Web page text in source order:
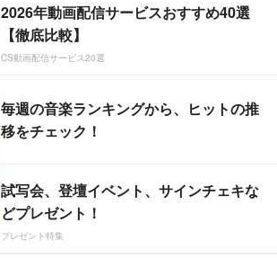
2026年動画配信サービスおすすめ40選
【徹底比較】
CS動画配信サービス20選
毎週の音楽ランキングから、ヒットの推
移をチェック！
試写会、登壇イベント、サインチェキな
どプレゼント！
プレゼント特集